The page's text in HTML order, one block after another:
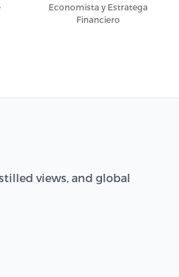
Economista y Estratega
Financiero
views, and global